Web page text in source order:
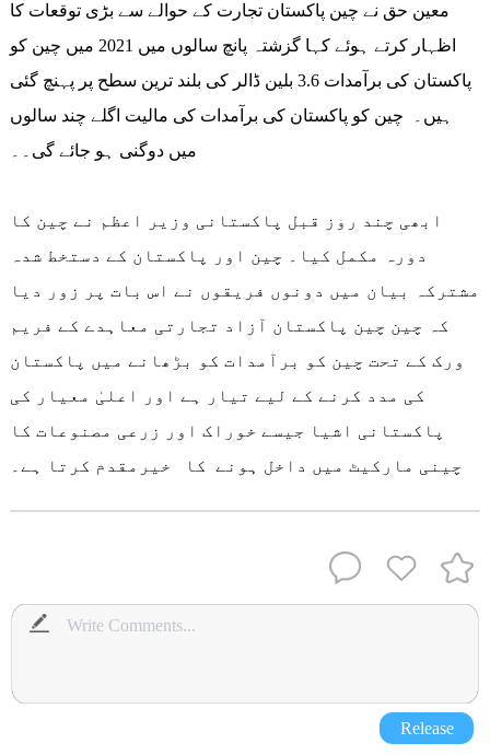
معین حق نے چین پاکستان تجارت کے حوالے سے بڑی توقعات کا
اظہار کرتے ہوئے کہا گزشتہ پانچ سالوں میں 2021 میں چین کو
پاکستان کی برآمدات 3.6 بلین ڈالر کی بلند ترین سطح پر پہنچ گئی
ہیں۔ چین کو پاکستان کی برآمدات کی مالیت اگلے چند سالوں
ابھی چند روز قبل پاکستانی وزیر اعظم نے چین کا
دورہ مکمل کیا۔ چین اور پاکستان کے دستخط شدہ
مشترکہ بیان میں دونوں فریقوں نے اس بات پر زور دیا
کہ چین چین پاکستان آزاد تجارتی معاہدے کے فریم
ورک کے تحت چین کو برآمدات کو بڑھانے میں پاکستان
کی مدد کرنے کے لیے تیار ہے اور اعلیٰ معیار کی
پاکستانی اشیا جیسے خوراک اور زرعی مصنوعات کا
چینی مارکیٹ میں داخل ہونے کا خیرمقدم کرتا ہے۔
Release